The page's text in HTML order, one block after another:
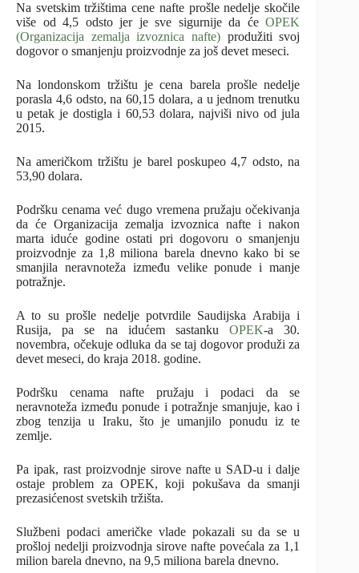
Na svetskim tržištima cene nafte prošle nedelje skočile
više od 4,5 odsto jer je sve sigurnije da ćeOPEK
(Organizacija zemalja izvoznica nafte)produžiti svoj
dogovor o smanjenju proizvodnje za još devet meseci.
Na londonskom tržištu je cena barela prošle nedelje
porasla 4,6 odsto, na 60,15 dolara, a u jednom trenutku
u petak je dostigla i 60,53 dolara, najviši nivo od jula
2015.
Na američkom tržištu je barel poskupeo 4,7 odsto, na
53,90 dolara.
Podršku cenama već dugo vremena pružaju očekivanja
da će Organizacija zemalja izvoznica nafte i nakon
marta iduće godine ostati pri dogovoru o smanjenju
proizvodnje za 1,8 miliona barela dnevno kako bi se
smanjila neravnoteža između velike ponude i manje
potražnje.
A to su prošle nedelje potvrdile Saudijska Arabija i
Rusija, pa se na idućem sastankuOPEK-a 30.
novembra, očekuje odluka da se taj dogovor produži za
devet meseci, do kraja 2018. godine.
Podršku cenama nafte pružaju i podaci da se
neravnoteža između ponude i potražnje smanjuje, kao i
zbog tenzija u Iraku, što je umanjilo ponudu iz te
zemlje.
Pa ipak, rast proizvodnje sirove nafte u SAD-u i dalje
ostaje problem za OPEK, koji pokušava da smanji
prezasićenost svetskih tržišta.
Službeni podaci američke vlade pokazali su da se u
prošloj nedelji proizvodnja sirove nafte povećala za 1,1
milion barela dnevno, na 9,5 miliona barela dnevno.